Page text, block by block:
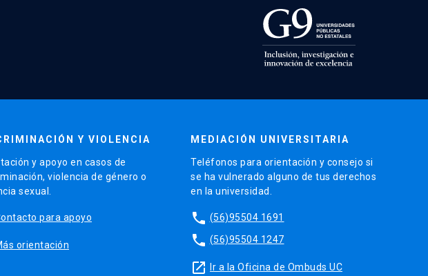
Y VIOLENCIA
y apoyo en casos de
violencia de género o
sexual.
para apoyo
orientación
MEDIACIÓN UNIVERSITARIA
Teléfonos para orientación y consejo si
se ha vulnerado alguno de tus derechos
en la universidad.
phone (56)95504 1691
phone (56)95504 1247
launch Ir a la Oficina de Ombuds UC